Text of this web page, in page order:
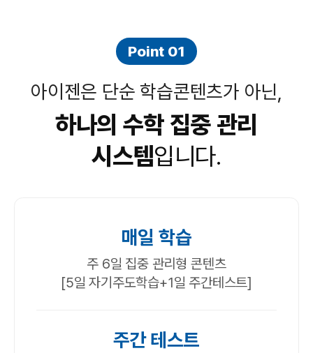
Point 01
아이젠은 단순 학습콘텐츠가 아닌,
하나의 수학 집중 관리
시스템입니다.
매일 학습
주 6일 집중 관리형 콘텐츠
[5일 자기주도학습+1일 주간테스트]
주간 테스트